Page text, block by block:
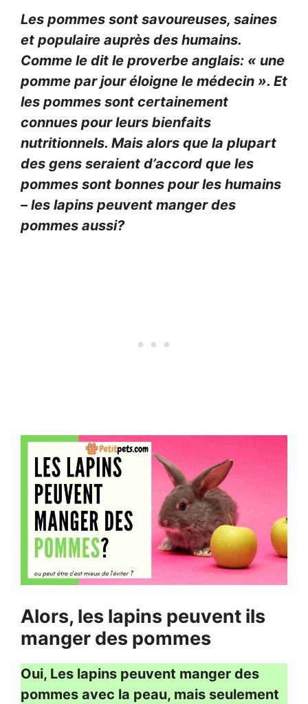
Les pommes sont savoureuses, saines
et populaire auprès des humains.
Comme le dit le proverbe anglais: « une
pomme par jour éloigne le médecin ». Et
les pommes sont certainement
connues pour leurs bienfaits
nutritionnels. Mais alors que la plupart
des gens seraient d’accord que les
pommes sont bonnes pour les humains
– les lapins peuvent manger des
pommes aussi?
Alors, les lapins peuvent ils
manger des pommes
Oui, Les lapins peuvent manger des
pommes avec la peau, mais seulement